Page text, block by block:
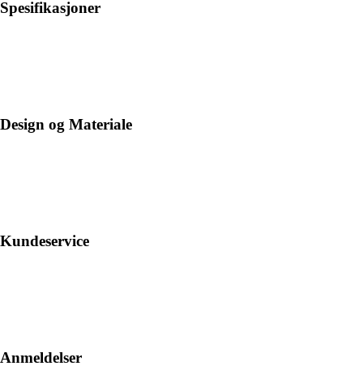
Spesifikasjoner
Design og Materiale
Kundeservice
Anmeldelser